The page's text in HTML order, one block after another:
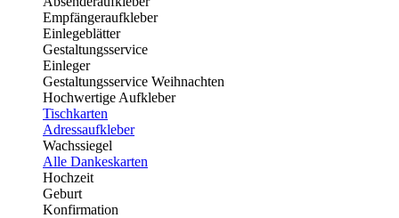
Empfängeraufkleber
Einlegeblätter
Gestaltungsservice
Einleger
Gestaltungsservice Weihnachten
Hochwertige Aufkleber
Tischkarten
Adressaufkleber
Wachssiegel
Alle Dankeskarten
Hochzeit
Geburt
Konfirmation